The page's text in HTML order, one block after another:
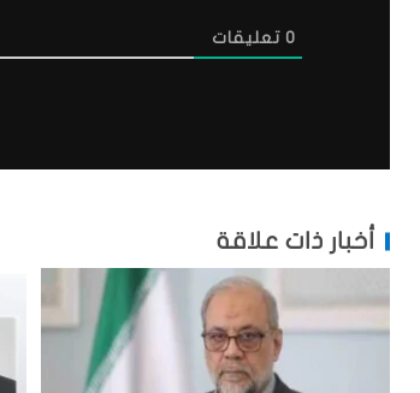
0 تعليقات
أخبار ذات علاقة